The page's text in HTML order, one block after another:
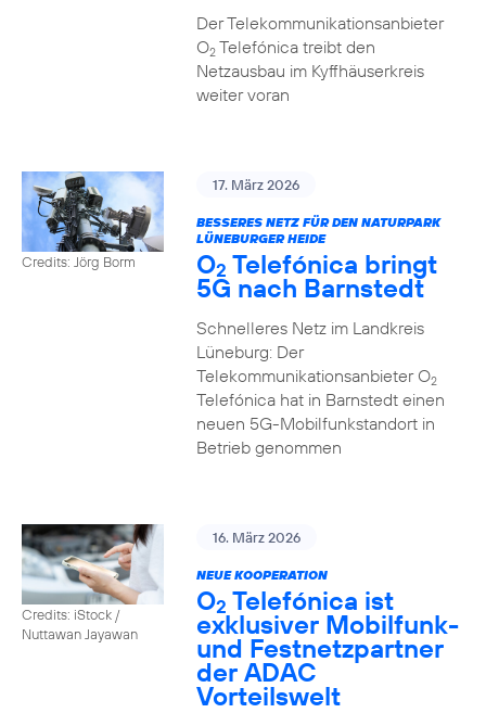
Der Telekommunikationsanbieter
O2Telefónica treibt den
Netzausbau im Kyffhäuserkreis
weiter voran
Credits: Jörg Borm
17. März 2026
BESSERES NETZ FÜR DEN NATURPARK
LÜNEBURGER HEIDE
O2 Telefónica bringt
5G nach Barnstedt
Schnelleres Netz im Landkreis
Lüneburg: Der
Telekommunikationsanbieter O2
Telefónica hat in Barnstedt einen
neuen 5G-Mobilfunkstandort in
Betrieb genommen
Credits: iStock /
Nuttawan Jayawan
16. März 2026
NEUE KOOPERATION
O2 Telefónica ist
exklusiver Mobilfunk-
und Festnetzpartner
der ADAC
Vorteilswelt